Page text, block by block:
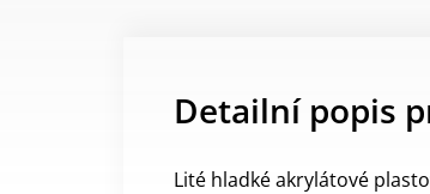
Detailní popis
Lité hladké akrylátové